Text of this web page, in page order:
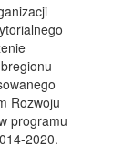
Rozwoju
programu
2020.